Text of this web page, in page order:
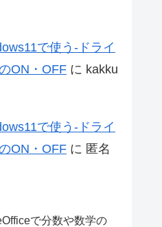
で使う-ドライ
ON・OFF に kakku
で使う-ドライ
ON・OFF に 匿名
で分数や数学の